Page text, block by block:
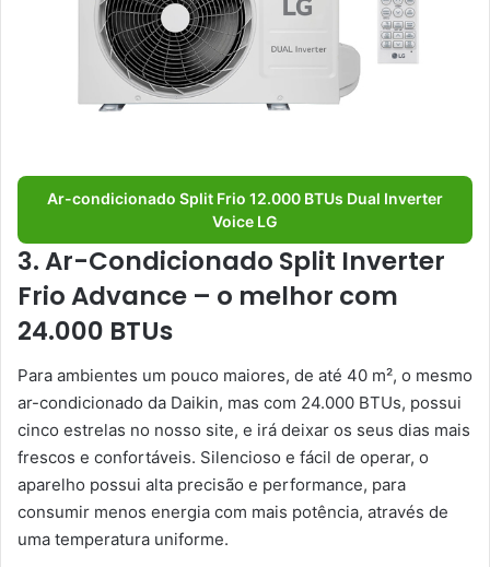
Ar-condicionado Split Frio 12.000 BTUs Dual Inverter
Voice LG
3. Ar-Condicionado Split Inverter
Frio Advance – o melhor com
24.000 BTUs
Para ambientes um pouco maiores, de até 40 m², o mesmo
ar-condicionado da Daikin, mas com 24.000 BTUs, possui
cinco estrelas no nosso site, e irá deixar os seus dias mais
frescos e confortáveis. Silencioso e fácil de operar, o
aparelho possui alta precisão e performance, para
consumir menos energia com mais potência, através de
uma temperatura uniforme.